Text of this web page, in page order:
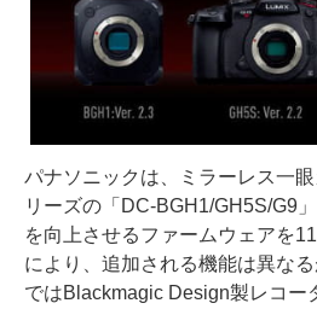
パナソニックは、ミラーレス一
リーズの「DC-BGH1/GH5S/G9
を向上させるファームウェアを
により、追加される機能は異な
ではBlackmagic Design製レコー